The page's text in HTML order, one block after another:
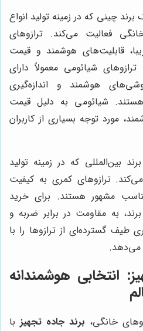
برند چینی که در زمینه تولید انواع
فعالیت می‌کند. ترازوهای
قابلیت‌های هوشمند و قیمت
شیائومی معمولاً دارای
هوشمند و اندازه‌گیری
شیائومی به دلیل قیمت
مورد توجه بسیاری از کاربران
بین‌المللی که در زمینه تولید
می‌کند. ترازوهای کمری به کیفیت
مشهور هستند. برای خرید
به مقاومت در برابر ضربه و
طیف گسترده‌ای از ترازوها را با
می‌دهد.
انتخابی هوشمندانه
خانگی، برند جاده تجهیز با